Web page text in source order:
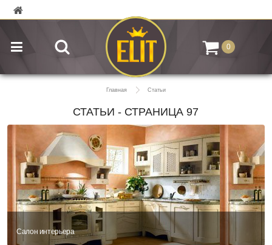
0
Главная Статьи
СТАТЬИ - СТРАНИЦА 97
Салон интерьера